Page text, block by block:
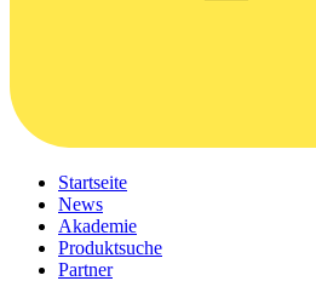
Startseite
News
Akademie
Produktsuche
Partner